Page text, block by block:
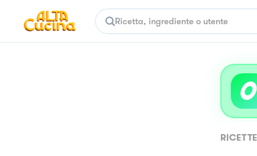
RICETTE